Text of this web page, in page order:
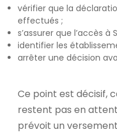
vérifier que la
effectués ;
s’assurer que l’accès à
identifier les
arrêter une décision
Ce point est décisif,
restent pas en
prévoit un